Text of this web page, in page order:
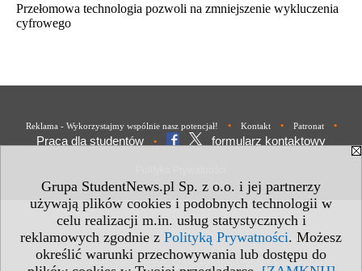
Grupa StudentNews.pl Sp. z o.o. i jej partnerzy
używają plików cookies i podobnych technologii w
celu realizacji m.in. usług statystycznych i
reklamowych zgodnie z Polityką Prywatności. Możesz
określić warunki przechowywania lub dostępu do
Przełomowa technologia pozwoli na zmniejszenie wykluczenia
cyfrowego
Reklama - Wykorzystajmy wspólnie nasz potencjał! • Kontakt • Patronat •
Praca dla studentów • formularz kontaktowy